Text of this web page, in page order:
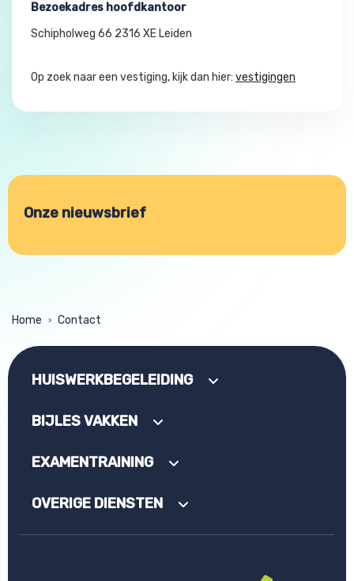
Bezoekadres hoofdkantoor
Schipholweg 66 2316 XE Leiden
Op zoek naar een vestiging, kijk dan hier: vestigingen
Onze nieuwsbrief
Home > Contact
HUISWERKBEGELEIDING
BIJLES VAKKEN
EXAMENTRAINING
OVERIGE DIENSTEN